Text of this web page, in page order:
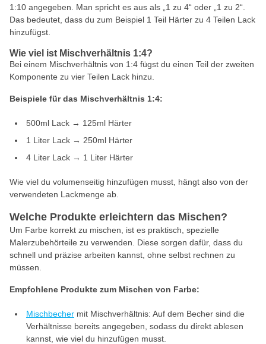
1:10 angegeben. Man spricht es aus als „1 zu 4“ oder „1 zu 2“.
Das bedeutet, dass du zum Beispiel 1 Teil Härter zu 4 Teilen Lack
hinzufügst.
Wie viel ist Mischverhältnis 1:4?
Bei einem Mischverhältnis von 1:4 fügst du einen Teil der zweiten
Komponente zu vier Teilen Lack hinzu.
Beispiele für das Mischverhältnis 1:4:
500ml Lack → 125ml Härter
1 Liter Lack → 250ml Härter
4 Liter Lack → 1 Liter Härter
Wie viel du volumenseitig hinzufügen musst, hängt also von der
verwendeten Lackmenge ab.
Welche Produkte erleichtern das Mischen?
Um Farbe korrekt zu mischen, ist es praktisch, spezielle
Malerzubehörteile zu verwenden. Diese sorgen dafür, dass du
schnell und präzise arbeiten kannst, ohne selbst rechnen zu
müssen.
Empfohlene Produkte zum Mischen von Farbe:
Mischbecher mit Mischverhältnis: Auf dem Becher sind die
Verhältnisse bereits angegeben, sodass du direkt ablesen
kannst, wie viel du hinzufügen musst.